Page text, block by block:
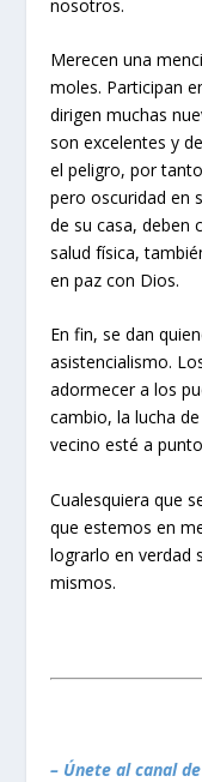
nosotros.
Merecen una
moles. Participan
dirigen muchas
son excelentes y
el peligro, por
pero oscuridad en
de su casa, deben
salud física,
en paz con Dios.
En fin, se dan
asistencialismo.
adormecer a los
cambio, la lucha
vecino esté a
Cualesquiera que
que estemos en
lograrlo en verdad
mismos.
– Únete al canal